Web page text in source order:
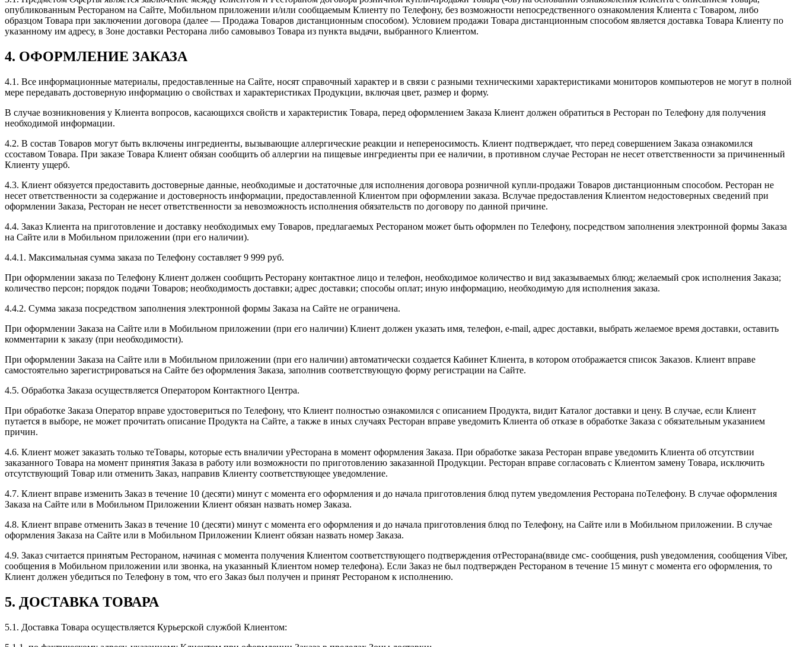
опубликованным Рестораном на Сайте, Мобильном приложении и/или сообщаемым Клиенту по Телефону, без возможности непосредственного ознакомления Клиента с Товаром, либо
образцом Товара при заключении договора (далее — Продажа Товаров дистанционным способом). Условием продажи Товара дистанционным способом является доставка Товара Клиенту по
указанному им адресу, в Зоне доставки Ресторана либо самовывоз Товара из пункта выдачи, выбранного Клиентом.
4. ОФОРМЛЕНИЕ ЗАКАЗА
4.1. Все информационные материалы, предоставленные на Сайте, носят справочный характер и в связи с разными техническими характеристиками мониторов компьютеров не могут в полной
мере передавать достоверную информацию о свойствах и характеристиках Продукции, включая цвет, размер и форму.
В случае возникновения у Клиента вопросов, касающихся свойств и характеристик Товара, перед оформлением Заказа Клиент должен обратиться в Ресторан по Телефону для получения
необходимой информации.
4.2. В состав Товаров могут быть включены ингредиенты, вызывающие аллергические реакции и непереносимость. Клиент подтверждает, что перед совершением Заказа ознакомился
ссоставом Товара. При заказе Товара Клиент обязан сообщить об аллергии на пищевые ингредиенты при ее наличии, в противном случае Ресторан не несет ответственности за причиненный
Клиенту ущерб.
4.3. Клиент обязуется предоставить достоверные данные, необходимые и достаточные для исполнения договора розничной купли-продажи Товаров дистанционным способом. Ресторан не
несет ответственности за содержание и достоверность информации, предоставленной Клиентом при оформлении заказа. Вслучае предоставления Клиентом недостоверных сведений при
оформлении Заказа, Ресторан не несет ответственности за невозможность исполнения обязательств по договору по данной причине.
4.4. Заказ Клиента на приготовление и доставку необходимых ему Товаров, предлагаемых Рестораном может быть оформлен по Телефону, посредством заполнения электронной формы Заказа
на Сайте или в Мобильном приложении (при его наличии).
4.4.1. Максимальная сумма заказа по Телефону составляет 9 999 руб.
При оформлении заказа по Телефону Клиент должен сообщить Ресторану контактное лицо и телефон, необходимое количество и вид заказываемых блюд; желаемый срок исполнения Заказа;
количество персон; порядок подачи Товаров; необходимость доставки; адрес доставки; способы оплат; иную информацию, необходимую для исполнения заказа.
4.4.2. Сумма заказа посредством заполнения электронной формы Заказа на Сайте не ограничена.
При оформлении Заказа на Сайте или в Мобильном приложении (при его наличии) Клиент должен указать имя, телефон, e-mail, адрес доставки, выбрать желаемое время доставки, оставить
комментарии к заказу (при необходимости).
При оформлении Заказа на Сайте или в Мобильном приложении (при его наличии) автоматически создается Кабинет Клиента, в котором отображается список Заказов. Клиент вправе
самостоятельно зарегистрироваться на Сайте без оформления Заказа, заполнив соответствующую форму регистрации на Сайте.
4.5. Обработка Заказа осуществляется Оператором Контактного Центра.
При обработке Заказа Оператор вправе удостовериться по Телефону, что Клиент полностью ознакомился с описанием Продукта, видит Каталог доставки и цену. В случае, если Клиент
путается в выборе, не может прочитать описание Продукта на Сайте, а также в иных случаях Ресторан вправе уведомить Клиента об отказе в обработке Заказа с обязательным указанием
причин.
4.6. Клиент может заказать только теТовары, которые есть вналичии уРесторана в момент оформления Заказа. При обработке заказа Ресторан вправе уведомить Клиента об отсутствии
заказанного Товара на момент принятия Заказа в работу или возможности по приготовлению заказанной Продукции. Ресторан вправе согласовать с Клиентом замену Товара, исключить
отсутствующий Товар или отменить Заказ, направив Клиенту соответствующее уведомление.
4.7. Клиент вправе изменить Заказ в течение 10 (десяти) минут с момента его оформления и до начала приготовления блюд путем уведомления Ресторана поТелефону. В случае оформления
Заказа на Сайте или в Мобильном Приложении Клиент обязан назвать номер Заказа.
4.8. Клиент вправе отменить Заказ в течение 10 (десяти) минут с момента его оформления и до начала приготовления блюд по Телефону, на Сайте или в Мобильном приложении. В случае
оформления Заказа на Сайте или в Мобильном Приложении Клиент обязан назвать номер Заказа.
4.9. Заказ считается принятым Рестораном, начиная с момента получения Клиентом соответствующего подтверждения отРесторана(ввиде смс- сообщения, push уведомления, сообщения Viber,
сообщения в Мобильном приложении или звонка, на указанный Клиентом номер телефона). Если Заказ не был подтвержден Рестораном в течение 15 минут с момента его оформления, то
Клиент должен убедиться по Телефону в том, что его Заказ был получен и принят Рестораном к исполнению.
5. ДОСТАВКА ТОВАРА
5.1. Доставка Товара осуществляется Курьерской службой Клиентом: